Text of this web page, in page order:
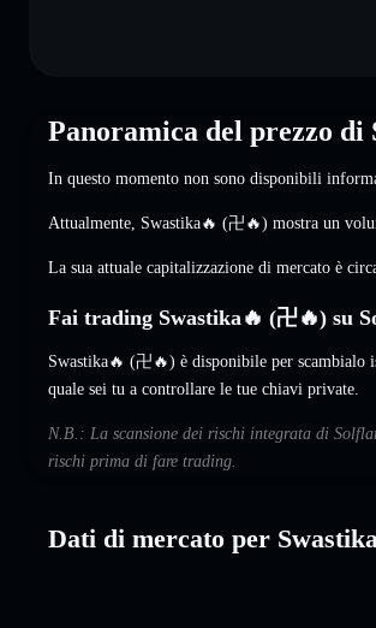
Panoramica del prezzo di
In questo momento non sono disponibili
Attualmente, Swastika🔥 (卍🔥) mostra un
La sua attuale capitalizzazione di mercato è
Fai trading Swastika🔥 (卍🔥) su
Swastika🔥 (卍🔥) è disponibile per scambialo
quale sei tu a controllare le tue chiavi private.
N.B.: La scansione dei rischi integrata di
rischi prima di fare trading.
Dati di mercato per